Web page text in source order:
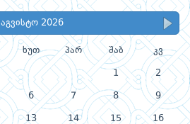
აგვისტო 2026
ხუთ პარ შაბ კვ
1 2
6 7 8 9
13 14 15 16